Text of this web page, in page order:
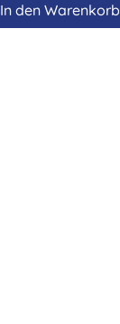
In den Warenkorb